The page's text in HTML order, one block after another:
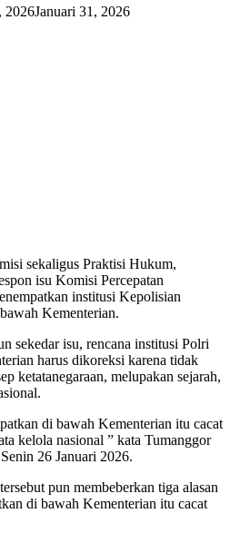
2026Januari 31, 2026
sekaligus Praktisi Hukum,
isu Komisi Percepatan
institusi Kepolisian
Kementerian.
sekedar isu, rencana institusi Polri
harus dikoreksi karena tidak
ketatanegaraan, melupakan sejarah,
di bawah Kementerian itu cacat
kelola nasional ” kata Tumanggor
26 Januari 2026.
pun membeberkan tiga alasan
di bawah Kementerian itu cacat